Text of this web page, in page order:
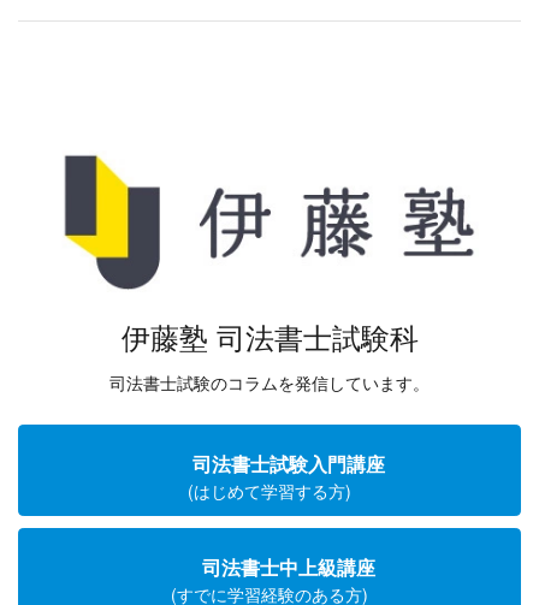
伊藤塾 司法書士試験科
司法書士試験のコラムを発信しています。
司法書士試験入門講座
(はじめて学習する方)
司法書士中上級講座
(すでに学習経験のある方)